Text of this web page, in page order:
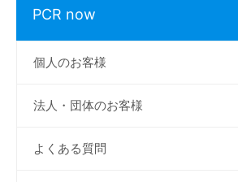
PCR now
個人のお客様
法人・団体のお客様
よくある質問